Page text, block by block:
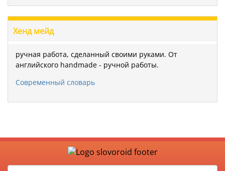
Хенд мейд
ручная работа, сделанный своими руками. От
английского handmade - ручной работы.
Современный словарь